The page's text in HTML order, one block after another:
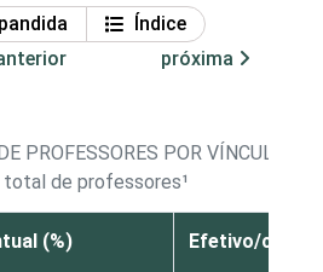
Índice
próxima
PROFESSORES POR VÍNCULO
de professores¹
(%) Efetivo/